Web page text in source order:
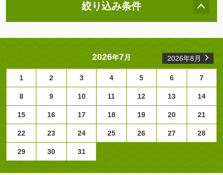
絞り込み条件
2026年7月 2026年8月
1 2 3 4 5 6 7
8 9 10 11 12 13 14
15 16 17 18 19 20 21
22 23 24 25 26 27 28
29 30 31